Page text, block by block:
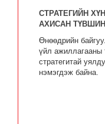
СТРАТЕГИЙН
АХИСАН ТҮВШИН
Өнөөдрийн
үйл ажиллагааны
стратегитай
нэмэгдэж байна.